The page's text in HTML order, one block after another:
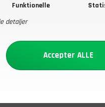
Funktionelle
detaljer
179,00DKK
Mil-Tec Strømper Merino, 2-